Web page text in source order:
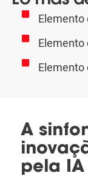
Elemento
Elemento
Elemento
A
pela IA